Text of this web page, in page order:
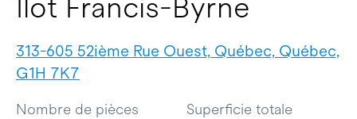
Îlot Francis-Byrne
313-605 52ième Rue Ouest, Québec, Québec,
G1H 7K7
Nombre de pièces Superficie totale